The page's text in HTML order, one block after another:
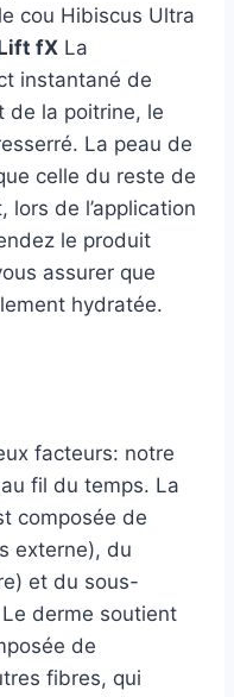
cou Hibiscus Ultra
fX La
instantané de
de la poitrine, le
La peau de
celle du reste de
lors de l’application
le produit
assurer que
hydratée.
facteurs: notre
fil du temps. La
composée de
externe), du
et du sous-
derme soutient
de
fibres, qui